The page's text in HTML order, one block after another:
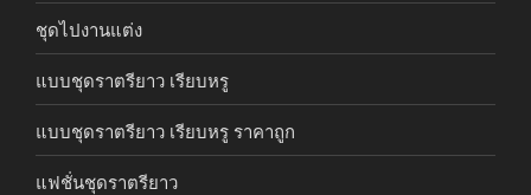
ชุดไปงานแต่ง
แบบชุดราตรียาว เรียบหรู
แบบชุดราตรียาว เรียบหรู ราคาถูก
แฟชั่นชุดราตรียาว